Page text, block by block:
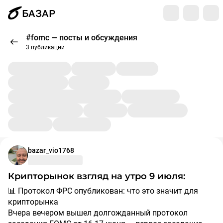
БАЗАР
#fomc — посты и обсуждения
3 публикации
bazar_vio1768
Крипторынок взгляд на утро 9 июля:
📊 Протокол ФРС опубликован: что это значит для
крипторынка
Вчера вечером вышел долгожданный протокол